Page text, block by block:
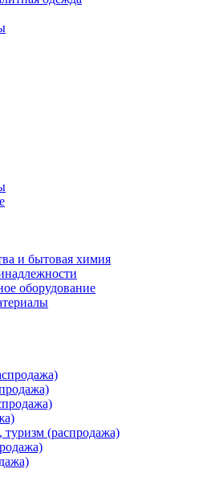
и бытовая химия
оборудование
туризм (распродажа)